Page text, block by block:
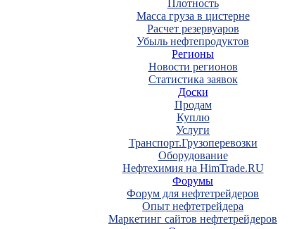
Плотность
Масса груза в цистерне
Расчет резервуаров
Убыль нефтепродуктов
Регионы
Новости регионов
Статистика заявок
Доски
Продам
Куплю
Услуги
Транспорт.Грузоперевозки
Оборудование
Нефтехимия на HimTrade.RU
Форумы
Форум для нефтетрейдеров
Опыт нефтетрейдера
Маркетинг сайтов нефтетрейдеров